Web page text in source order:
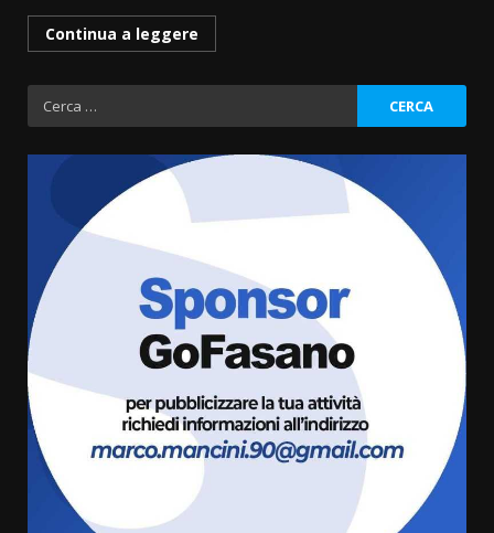
Continua a leggere
Ricerca
per:
“I Contestatori: Musica di
Rivoluzione”: nuovo
appuntamento con “Fasano in
Banda”
7 Agosto 2026 06:05
US Fasano, Scianaro: “Profonda
amarezza per esclusione dal
campionato di calcio”